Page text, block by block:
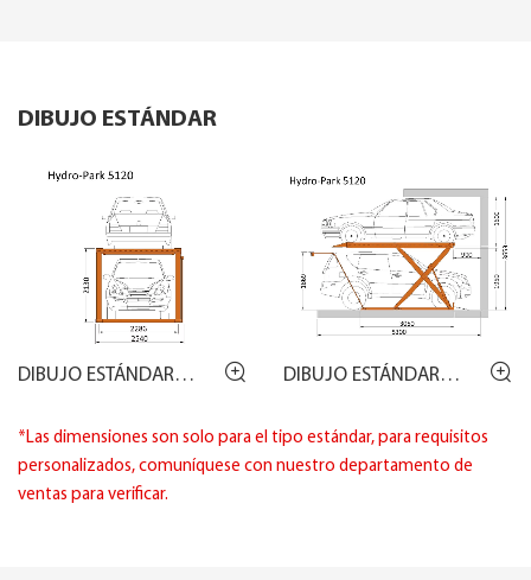
DIBUJO ESTÁNDAR
DIBUJO ESTÁNDAR
DIBUJO ESTÁNDAR
*Las dimensiones son solo para el tipo estándar, para requisitos
personalizados, comuníquese con nuestro departamento de
ventas para verificar.